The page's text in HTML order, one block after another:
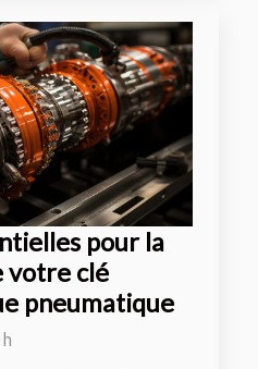
pour la
votre clé
pneumatique